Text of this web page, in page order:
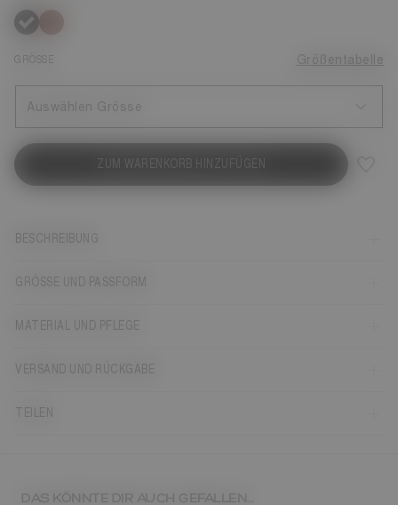
ausgewählt
GRÖSSE Größentabelle
Auswählen Grösse
ZUM WARENKORB HINZUFÜGEN
BESCHREIBUNG
GRÖSSE UND PASSFORM
MATERIAL UND PFLEGE
VERSAND UND RÜCKGABE
TEILEN
DAS KÖNNTE DIR AUCH GEFALLEN...